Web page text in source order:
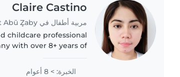
Claire Castino
مربية أطفال في Jazīrat Abū Z̧aby
childcare professional
with over 8+ years of
organizing children's..
الخبرة: > 8 أعوام